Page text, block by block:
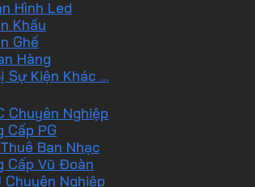
Hình Led
Khấu
Ghế
Hàng
Sự Kiện Khác …
Chuyên Nghiệp
Cấp PG
Ban Nhạc
Cấp Vũ Đoàn
Chuyên Nghiệp